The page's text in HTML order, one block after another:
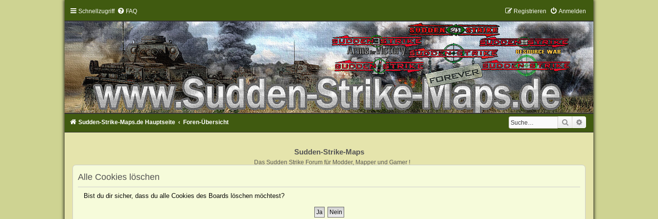
Schnellzugriff FAQ Anmelden
Registrieren
Suche
Sudden-Strike-Maps.de Hauptseite Foren-Übersicht
Sudden-Strike-Maps
Das Sudden Strike Forum für Modder, Mapper und Gamer !
Alle Cookies löschen
Bist du dir sicher, dass du alle Cookies des Boards löschen möchtest?